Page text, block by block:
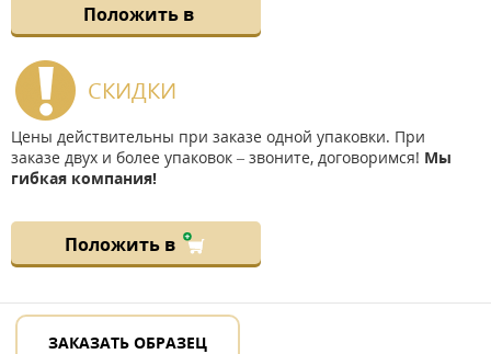
Положить в
СКИДКИ
Цены действительны при заказе одной упаковки. При
заказе двух и более упаковок – звоните, договоримся! Мы
гибкая компания!
Положить в
ЗАКАЗАТЬ ОБРАЗЕЦ